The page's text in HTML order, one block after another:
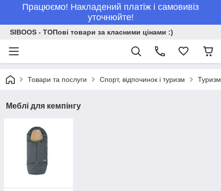
Працюємо! Накладений платіж і самовивіз
уточнюйте!
SIBOOS - ТОПові товари за класними цінами :)
Товари та послуги Спорт, відпочинок і туризм Туризм
Меблі для кемпінгу